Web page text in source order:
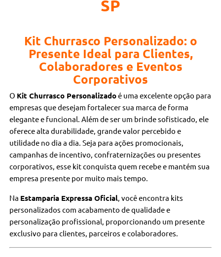
SP
Kit Churrasco Personalizado: o
Presente Ideal para Clientes,
Colaboradores e Eventos
Corporativos
O Kit Churrasco Personalizadoé uma excelente opção para
empresas que desejam fortalecer sua marca de forma
elegante e funcional. Além de ser um brinde sofisticado, ele
oferece alta durabilidade, grande valor percebido e
utilidade no dia a dia. Seja para ações promocionais,
campanhas de incentivo, confraternizações ou presentes
corporativos, esse kit conquista quem recebe e mantém sua
empresa presente por muito mais tempo.
Na Estamparia Expressa Oficial, você encontra kits
personalizados com acabamento de qualidade e
personalização profissional, proporcionando um presente
exclusivo para clientes, parceiros e colaboradores.